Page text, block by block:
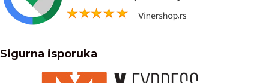
Sigurna isporuka